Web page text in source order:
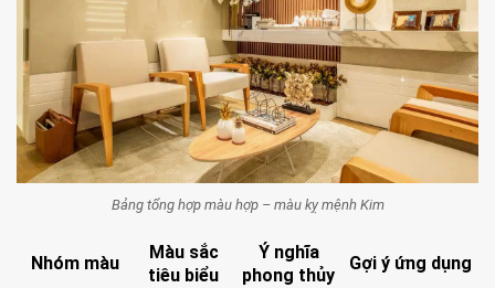
Bảng tổng hợp màu hợp – màu kỵ mệnh Kim
Nhóm màu
Màu sắc
tiêu biểu
Ý nghĩa
phong thủy
Gợi ý ứng dụng